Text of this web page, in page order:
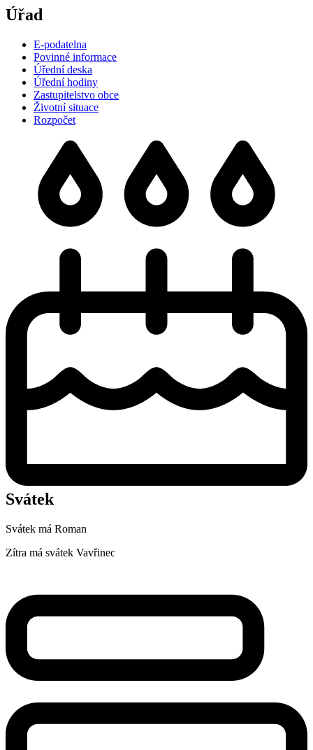
Úřad
E-podatelna
Povinné informace
Úřední deska
Úřední hodiny
Zastupitelstvo obce
Životní situace
Rozpočet
Svátek
Svátek má Roman
Zítra má svátek Vavřinec